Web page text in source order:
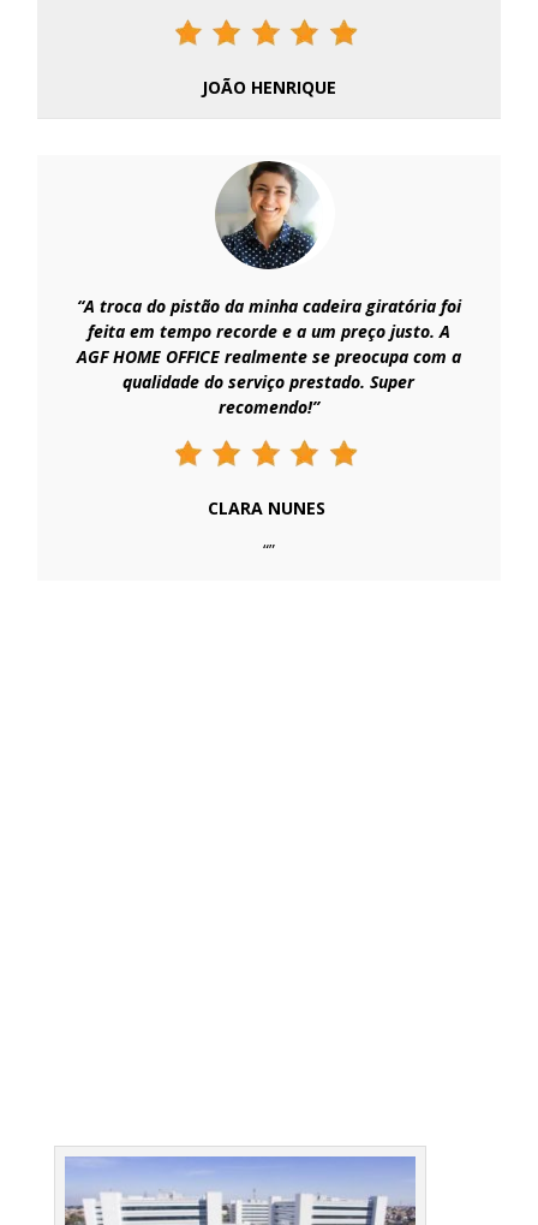
JOÃO HENRIQUE
“A troca do pistão da minha cadeira giratória foi
feita em tempo recorde e a um preço justo. A
AGF HOME OFFICE realmente se preocupa com a
qualidade do serviço prestado. Super
recomendo!”
CLARA NUNES
“”